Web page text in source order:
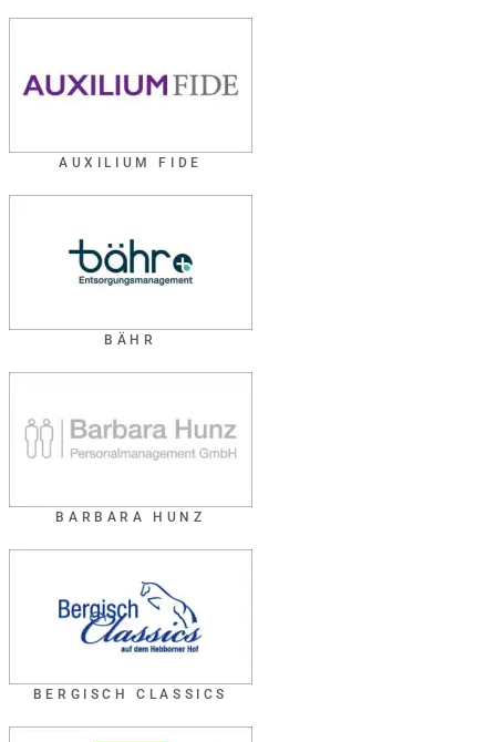
AUXILIUM FIDE
BÄHR
BARBARA HUNZ
BERGISCH CLASSICS